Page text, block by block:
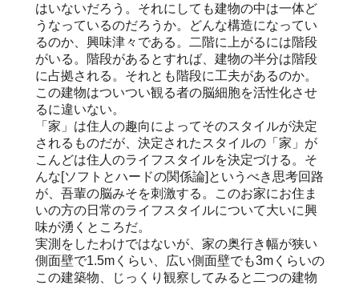
はいないだろう。それにしても建物の中は一体ど
うなっているのだろうか。どんな構造になってい
るのか、興味津々である。二階に上がるには階段
がいる。階段があるとすれば、建物の半分は階段
に占拠される。それとも階段に工夫があるのか。
この建物はついつい観る者の脳細胞を活性化させ
るに違いない。
「家」は住人の趣向によってそのスタイルが決定
されるものだが、決定されたスタイルの「家」が
こんどは住人のライフスタイルを決定づける。そ
んな[ソフトとハードの関係論]というべき思考回路
が、吾輩の脳みそを刺激する。このお家にお住ま
いの方の日常のライフスタイルについて大いに興
味が湧くところだ。
実測をしたわけではないが、家の奥行き幅が狭い
側面壁で1.5mくらい、広い側面壁でも3mくらいの
この建築物、じっくり観察してみると二つの建物